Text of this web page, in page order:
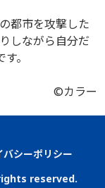
都市を攻撃した
しながら自分だ
。
©カラー
バシーポリシー
reserved.